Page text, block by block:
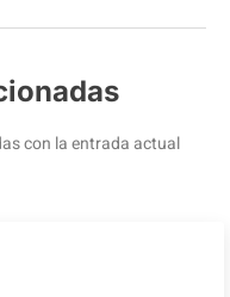
con la entrada actual